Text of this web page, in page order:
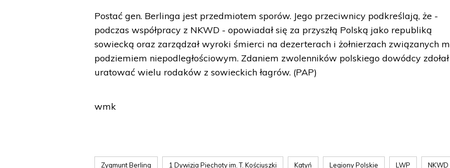
Postać gen. Berlinga jest przedmiotem sporów. Jego przeciwnicy podkreślają, że -
podczas współpracy z NKWD - opowiadał się za przyszłą Polską jako republiką
sowiecką oraz zarządzał wyroki śmierci na dezerterach i żołnierzach związanych
podziemiem niepodległościowym. Zdaniem zwolenników polskiego dowódcy
uratować wielu rodaków z sowieckich łagrów. (PAP)
wmk
Zygmunt Berling 1 Dywizja Piechoty im. T. Kościuszki Katyń Legiony Polskie LWP NKWD